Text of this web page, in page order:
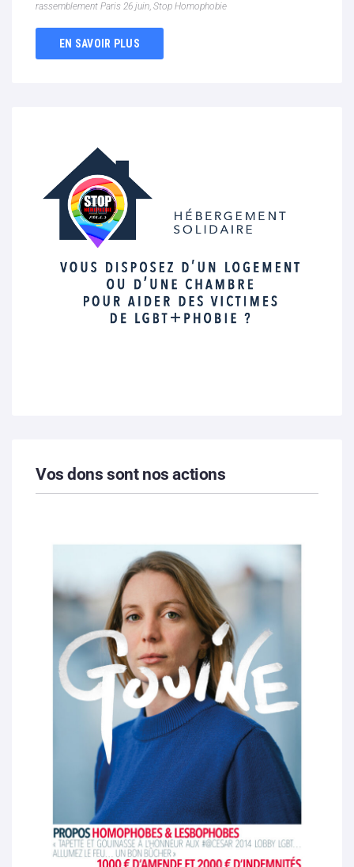
rassemblement Paris 26 juin, Stop Homophobie
EN SAVOIR PLUS
Vos dons sont nos actions